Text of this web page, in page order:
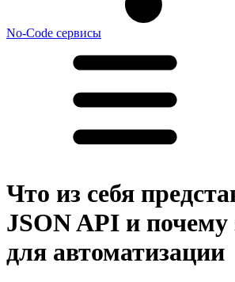
No-Code сервисы
Что из себя
JSON API и почему
для автоматизации